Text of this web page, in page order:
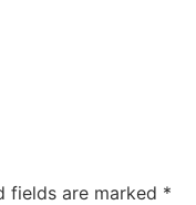
fields are marked *